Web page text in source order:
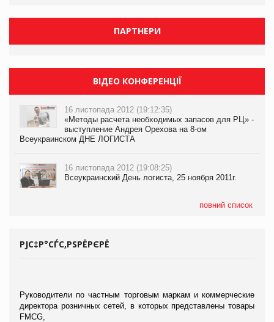
ПАРТНЕРИ
ВІДЕО КОНФЕРЕНЦІЇ
16 листопада 2012 (19:12:35)
«Методы расчета необходимых запасов для РЦ» -
выступление Андрея Орехова на 8-ом
Всеукраинском ДНЕ ЛОГИСТА
16 листопада 2012 (19:08:25)
Всеукраинский День логиста, 25 ноября 2011г.
повний список
РЈС‡Р°СЃС‚РЅРЁРЄРЁ
Руководители по частным торговым маркам и коммерческие
директора розничных сетей, в которых представлены товары
FMCG